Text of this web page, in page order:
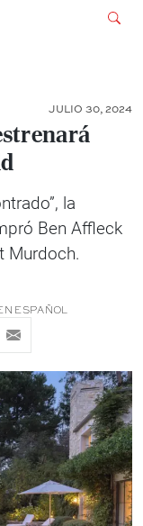
JULIO 30, 2024
la
Ben Affleck
Murdoch.
ESPAÑOL